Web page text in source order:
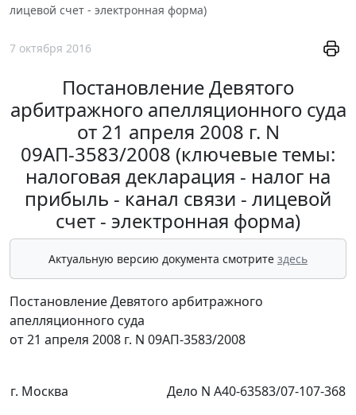
лицевой счет - электронная форма)
7 октября 2016
Постановление Девятого
арбитражного апелляционного суда
от 21 апреля 2008 г. N
09АП-3583/2008 (ключевые темы:
налоговая декларация - налог на
прибыль - канал связи - лицевой
счет - электронная форма)
Актуальную версию документа смотрите здесь
Постановление Девятого арбитражного
апелляционного суда
от 21 апреля 2008 г. N 09АП-3583/2008
г. Москва
Дело N А40-63583/07-107-368